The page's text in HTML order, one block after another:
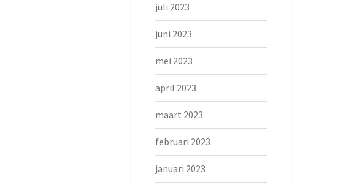
juli 2023
juni 2023
mei 2023
april 2023
maart 2023
februari 2023
januari 2023